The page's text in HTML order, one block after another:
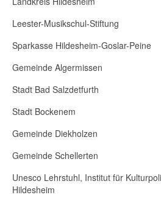
Leester-Musikschul-Stiftung
Sparkasse Hildesheim-Goslar-Peine
Gemeinde Algermissen
Stadt Bad Salzdetfurth
Stadt Bockenem
Gemeinde Diekholzen
Gemeinde Schellerten
Unesco Lehrstuhl, Institut für
Hildesheim